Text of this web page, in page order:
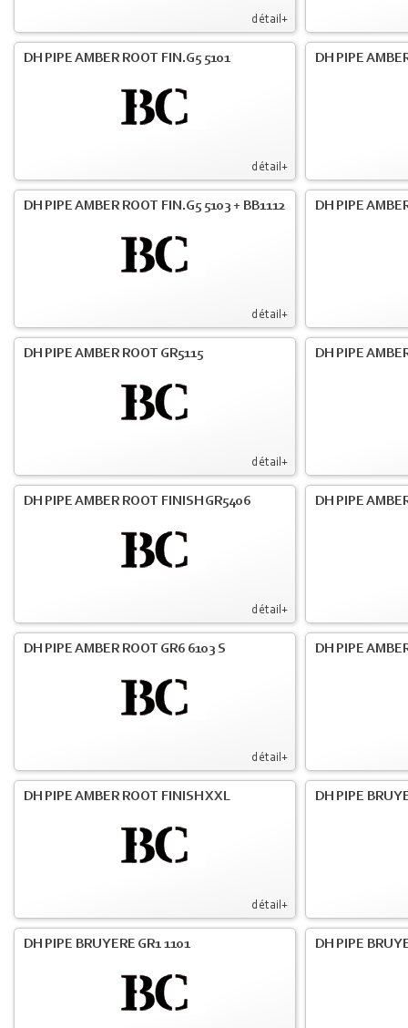
détail+
détail+
DH PIPE AMBER ROOT FIN.G5 5101 DH PIPE
détail+
DH PIPE AMBER ROOT FIN.G5 5103 + BB1112 DH PIPE
détail+
DH PIPE AMBER ROOT GR5115 DH PIPE
détail+
DH PIPE AMBER ROOT FINISH GR5406 DH PIPE
détail+
DH PIPE AMBER ROOT GR6 6103 S DH PIPE
détail+
DH PIPE AMBER ROOT FINISH XXL DH PIPE
DH PIPE BRUYERE GR1 1101 DH PIPE